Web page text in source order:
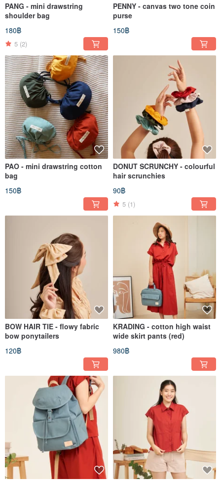
Something Simple เป็นแบรนด์กระเป๋าแฮนด์เมดดีไซน์ออริจินัลจากกรุงเทพฯ เราเชื่อใน
ด้วยดีไซน์ที่เรียบง่ายแต่ดูดีมีสไตล์อย่างลงตัว เราภูมิใจในคุณภาพและความเรียบง่ายที่เป็น
เอกลักษณ์ ในระดับราคาที่ทุกคนเข้าถึงได้ง่าย โดยไม่ต้องเก็บออมเป็นเวลานาน เพื่อให้คนรัก
ดีไซน์ทุกคนเป็นเจ้าของได้จริง
Something Simple ก่อตั้งขึ้นในปี 2013 โดยสองพี่น้องที่แบ่งปันความหลงใหลในแฟชั่นและ
มีแรงบันดาลใจอันแรงกล้า เราไม่ได้เพียงแค่ต้องการขายสินค้าแฮนด์เมดที่หลากหลายเท่านั้น
แต่เรายังพยายามแบ่งปันไลฟ์สไตล์ วิธีคิด และวัฒนธรรมที่สะท้อนถึงตัวตนที่แท้จริงของเรา
ด้วยดีไซน์ที่เน้นฟังก์ชันการใช้งานและความเรียบง่าย ผลิตภัณฑ์ของเราจึงตอบโจทย์ทุกคนได้
อย่างลงตัว แรงบันดาลใจเบื้องหลัง Something Simple คือการมอบ "ตัวเลือกที่เรียบง่าย"
เพื่อเปิดโอกาสไปสู่ความเป็นไปได้ใหม่ๆ เพราะคอนเซปต์หลักของเราคือ "ยิ่งเรียบง่าย ยิ่งใช้งาน
ได้หลากหลาย"
Something Simple เข้าได้กับทุกสไตล์ของคุณ
Instagram @somethingsimple.shop
PANG - mini drawstring
shoulder bag
180฿
5 (2)
PENNY - canvas two tone coin
purse
150฿
PAO - mini drawstring cotton
bag
150฿
DONUT SCRUNCHY - colourful
hair scrunchies
90฿
5 (1)
BOW HAIR TIE - flowy fabric
bow ponytailers
120฿
KRADING - cotton high waist
wide skirt pants (red)
980฿